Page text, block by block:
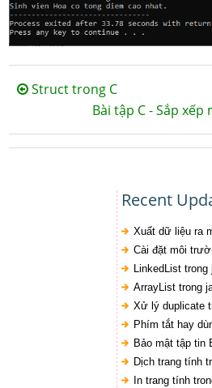
Struct trong C
Bài tập C - Sắp
Recent
Xuất dữ liệu ra
Cài đặt môi
LinkedList trong
ArrayList trong
Xử lý duplicate
Phím tắt hay
Bảo mật tập tin
Dịch trang tính
In trang tính